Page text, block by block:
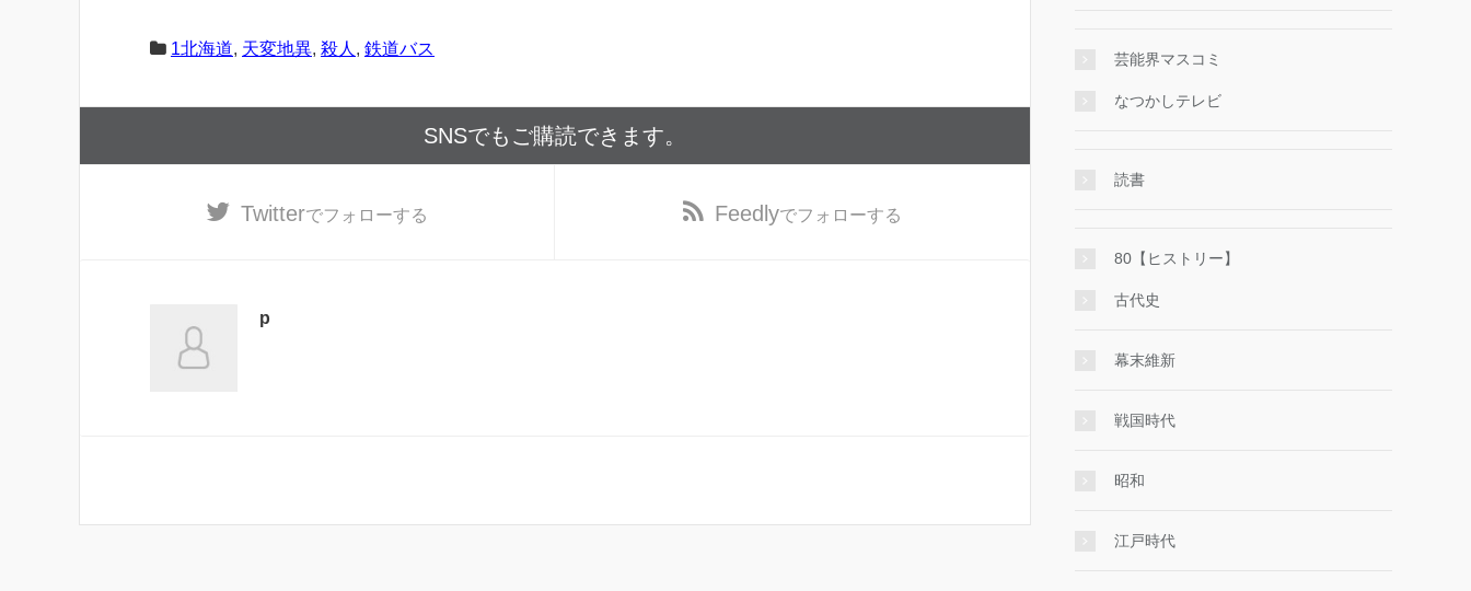
1北海道, 天変地異, 殺人 , 鉄道バス
SNSでもご購読できます。
Twitterでフォローする Feedlyでフォローする
p
芸能界マスコミ
なつかしテレビ
読書
80【ヒストリー】
古代史
幕末維新
戦国時代
昭和
江戸時代